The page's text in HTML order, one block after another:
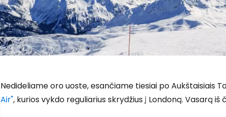
Nedideliame oro uoste, esančiame tiesiai po Aukštaisiais
Air", kurios vykdo reguliarius skrydžius į Londoną. Vasarą
Prisijunkite